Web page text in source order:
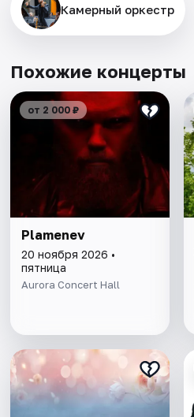
Камерный оркестр
Похожие концерты
от 2 000 ₽
Plamenev
20 ноября 2026 •
пятница
Aurora Concert Hall